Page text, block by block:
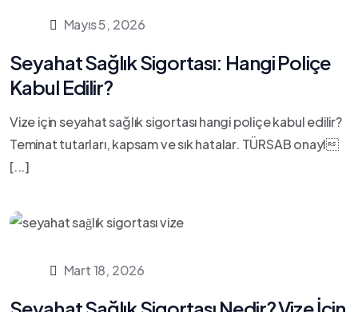
Mayıs 5, 2026
Seyahat Sağlık Sigortası: Hangi Poliçe
Kabul Edilir?
Vize için seyahat sağlık sigortası hangi poliçe kabul edilir?
Teminat tutarları, kapsam ve sık hatalar. TÜRSAB onayl
[...]
Mart 18, 2026